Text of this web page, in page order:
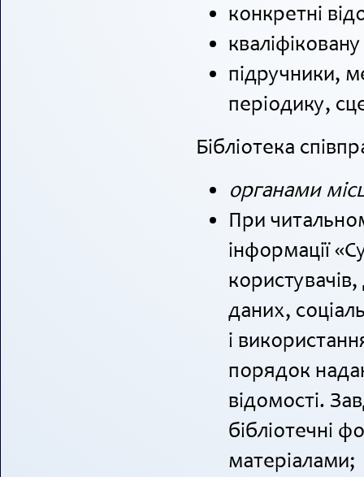
конкретні
підручники,
періодику,
Бібліотека
органами
При
інформації
даних,
і
порядок
відомості.
бібліотечні
матеріалами;